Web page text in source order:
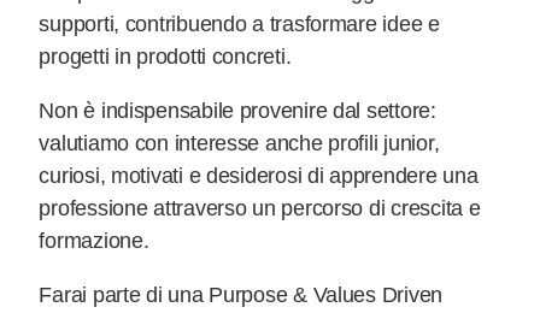
supporti, contribuendo a trasformare idee e
progetti in prodotti concreti.
Non è indispensabile provenire dal settore:
valutiamo con interesse anche profili junior,
curiosi, motivati e desiderosi di apprendere una
professione attraverso un percorso di crescita e
formazione.
Farai parte di una Purpose & Values Driven